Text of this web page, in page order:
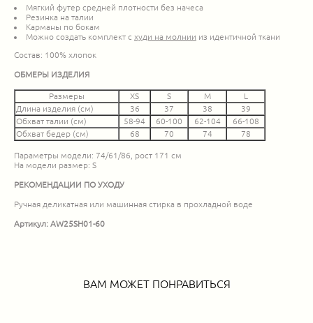
Мягкий футер средней плотности без начеса
Резинка на талии
Карманы по бокам
Можно создать комплект с худи на молнии из идентичной ткани
Состав: 100% хлопок
ОБМЕРЫ ИЗДЕЛИЯ
Размеры XS S M
L
Длина изделия (см)
36 37 38
39
Обхват талии (см)
58-94 60-100 62-104
66-108
Обхват бедер (см)
68 70 74 78
Параметры модели: 74/61/86, рост 171 см
На модели размер: S
РЕКОМЕНДАЦИИ ПО УХОДУ
Ручная деликатная или машинная стирка в прохладной воде
Артикул: AW25SH01-60
ВАМ МОЖЕТ ПОНРАВИТЬСЯ